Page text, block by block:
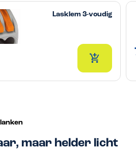
Lasklem 3-voudig
maar helder licht